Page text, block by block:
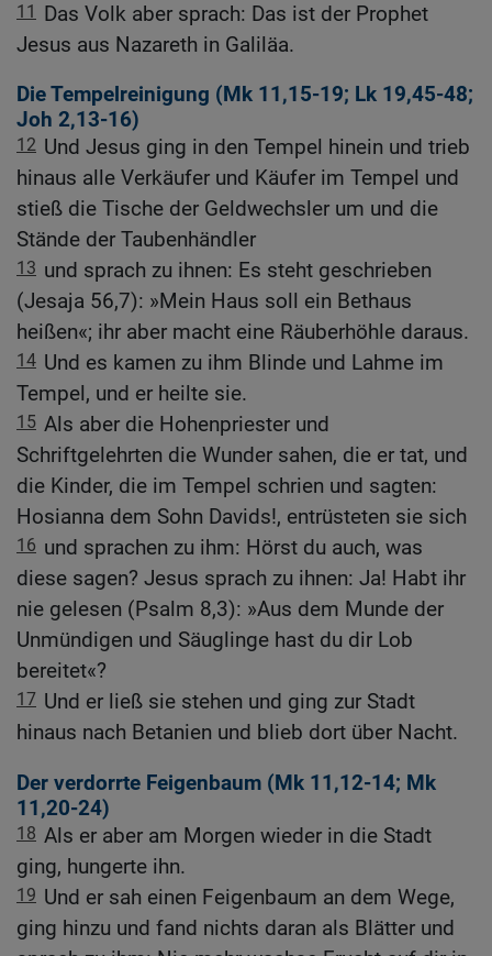
11
Das Volk aber sprach: Das ist der Prophet
Jesus aus Nazareth in Galiläa.
Die Tempelreinigung (Mk 11,15-19; Lk 19,45-48;
Joh 2,13-16)
12 Und Jesus ging in den Tempel hinein und trieb
hinaus alle Verkäufer und Käufer im Tempel und
stieß die Tische der Geldwechsler um und die
Stände der Taubenhändler
13 und sprach zu ihnen: Es steht geschrieben
(Jesaja 56,7): »Mein Haus soll ein Bethaus
heißen«; ihr aber macht eine Räuberhöhle daraus.
14 Und es kamen zu ihm Blinde und Lahme im
Tempel, und er heilte sie.
15 Als aber die Hohenpriester und
Schriftgelehrten die Wunder sahen, die er tat, und
die Kinder, die im Tempel schrien und sagten:
Hosianna dem Sohn Davids!, entrüsteten sie sich
16 und sprachen zu ihm: Hörst du auch, was
diese sagen? Jesus sprach zu ihnen: Ja! Habt ihr
nie gelesen (Psalm 8,3): »Aus dem Munde der
Unmündigen und Säuglinge hast du dir Lob
bereitet«?
17 Und er ließ sie stehen und ging zur Stadt
hinaus nach Betanien und blieb dort über Nacht.
Der verdorrte Feigenbaum (Mk 11,12-14; Mk
11,20-24)
18 Als er aber am Morgen wieder in die Stadt
ging, hungerte ihn.
19 Und er sah einen Feigenbaum an dem Wege,
ging hinzu und fand nichts daran als Blätter und